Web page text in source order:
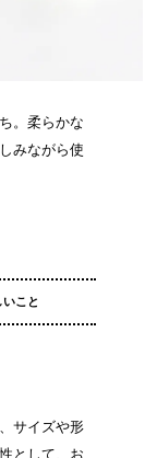
。柔らかな
みながら使
こと
サイズや形
として、お